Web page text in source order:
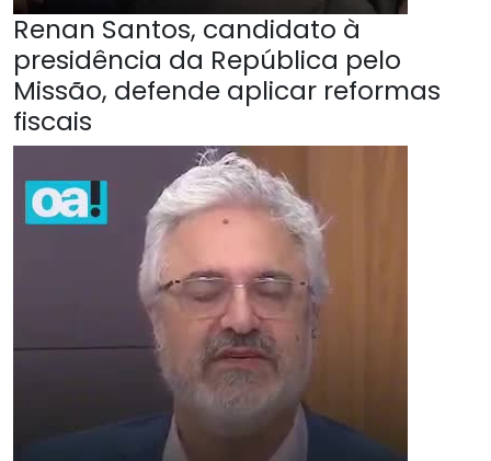
Renan Santos, candidato à
presidência da República pelo
Missão, defende aplicar reformas
fiscais